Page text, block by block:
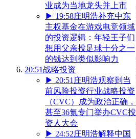
业成为当地龙头并上市
▶ 19:58庄明浩补充中东
主权基金在游戏电竞领域
的投资逻辑：年轻王子们
想用父亲投足球十分之一
的钱达到类似影响力
20:51战略投资
▶ 20:51 庄明浩观察到当
前风险投资行业战略投资
（CVC）成为政治正确，
甚至36氪专门举办CVC投
资人大会
▶ 24:52庄明浩解释中国